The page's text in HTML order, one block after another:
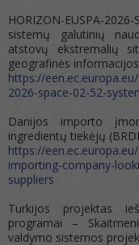
HORIZON-EUSPA-
sistemų galutinių
atstovų ekstremalių
geografinės
https://
2026-space-02-52-
Danijos importo
ingredientų tiekėjų
https://
importing-company-
suppliers
Turkijos projektas
programai –
valdymo sistemos